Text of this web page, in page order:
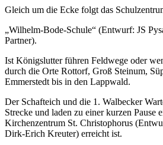
Gleich um die Ecke folgt das
„Wilhelm-Bode-Schule“ (Entwurf: JS
Partner).
Ist Königslutter führen Feldwege oder
durch die Orte Rottorf, Groß Steinum,
Emmerstedt bis in den Lappwald.
Der Schafteich und die 1. Walbecker
Strecke und laden zu einer kurzen Pause
Kirchenzentrum St. Christophorus
Dirk-Erich Kreuter) erreicht ist.